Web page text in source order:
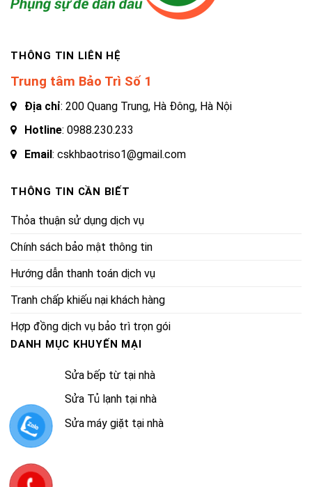
THÔNG TIN LIÊN HỆ
Trung tâm Bảo Trì Số 1
Địa chỉ: 200 Quang Trung, Hà Đông, Hà Nội
Hotline: 0988.230.233
Email: cskhbaotriso1@gmail.com
THÔNG TIN CẦN BIẾT
Thỏa thuận sử dụng dịch vụ
Chính sách bảo mật thông tin
Hướng dẫn thanh toán dịch vụ
Tranh chấp khiếu nại khách hàng
Hợp đồng dịch vụ bảo trì trọn gói
DANH MỤC KHUYẾN MẠI
Sửa bếp từ tại nhà
Sửa Tủ lạnh tại nhà
Sửa máy giặt tại nhà